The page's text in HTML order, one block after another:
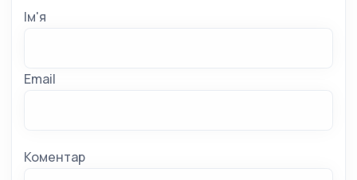
Ім'я
Email
Коментар